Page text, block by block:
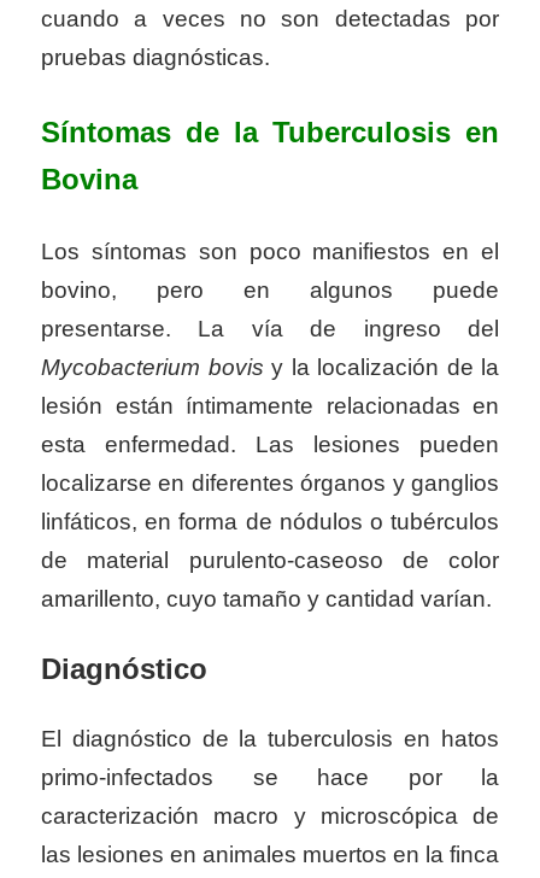
cuando a veces no son detectadas por
pruebas diagnósticas.
Síntomas de la Tuberculosis en
Bovina
Los síntomas son poco manifiestos en el
bovino, pero en algunos puede
presentarse. La vía de ingreso del
Mycobacterium bovis y la localización de la
lesión están íntimamente relacionadas en
esta enfermedad. Las lesiones pueden
localizarse en diferentes órganos y ganglios
linfáticos, en forma de nódulos o tubérculos
de material purulento-caseoso de color
amarillento, cuyo tamaño y cantidad varían.
Diagnóstico
El diagnóstico de la tuberculosis en hatos
primo-infectados se hace por la
caracterización macro y microscópica de
las lesiones en animales muertos en la finca